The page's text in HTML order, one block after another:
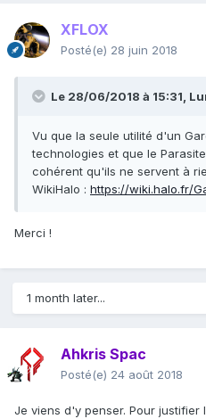
XFLOX
Posté(e) 28 juin 2018
Le 28/06/2018 à 15:31,
Vu que la seule utilité d'un
technologies et que le
cohérent qu'ils ne servent à
WikiHalo : https://wiki.halo.fr/
Merci !
1 month later...
Ahkris Spac
Posté(e) 24 août 2018
Je viens d'y penser. Pour